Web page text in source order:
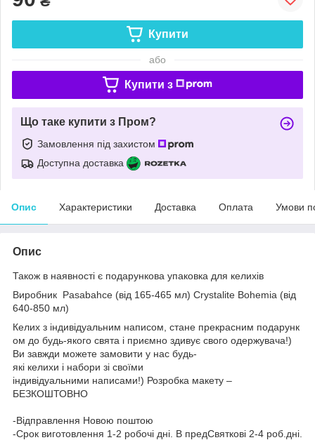
Купити
або
Купити з
Що таке купити з Пром?
Замовлення під захистом
Доступна доставка
Опис Характеристики Доставка Оплата Умови
Опис
Також в наявності є подарункова упаковка для келихів
Виробник Pasabahce (від 165-465 мл) Crystalite Bohemia (від
640-850 мл)
Келих з індивідуальним написом, стане прекрасним подарунк
ом до будь-якого свята і приємно здивує свого одержувача!)
Ви завжди можете замовити у нас будь-
які келихи і набори зі своїми
індивідуальними написами!) Розробка макету –
БЕЗКОШТОВНО
-Відправлення Новою поштою
-Срок виготовлення 1-2 робочі дні. В предСвяткові 2-4 роб.дні.